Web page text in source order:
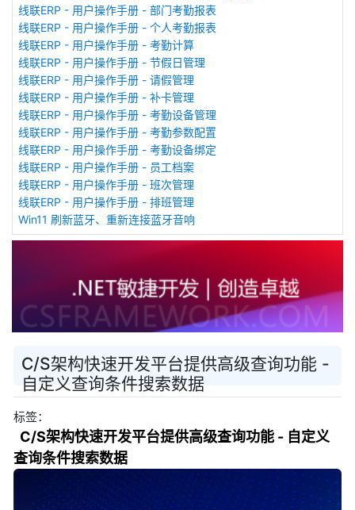
线联ERP - 用户操作手册 - 部门考勤报表
线联ERP - 用户操作手册 - 个人考勤报表
线联ERP - 用户操作手册 - 考勤计算
线联ERP - 用户操作手册 - 节假日管理
线联ERP - 用户操作手册 - 请假管理
线联ERP - 用户操作手册 - 补卡管理
线联ERP - 用户操作手册 - 考勤设备管理
线联ERP - 用户操作手册 - 考勤参数配置
线联ERP - 用户操作手册 - 考勤设备绑定
线联ERP - 用户操作手册 - 员工档案
线联ERP - 用户操作手册 - 班次管理
线联ERP - 用户操作手册 - 排班管理
Win11 刷新蓝牙、重新连接蓝牙音响
C/S架构快速开发平台提供高级查询功能 -
自定义查询条件搜索数据
标签：
C/S架构快速开发平台提供高级查询功能 - 自定义
查询条件搜索数据